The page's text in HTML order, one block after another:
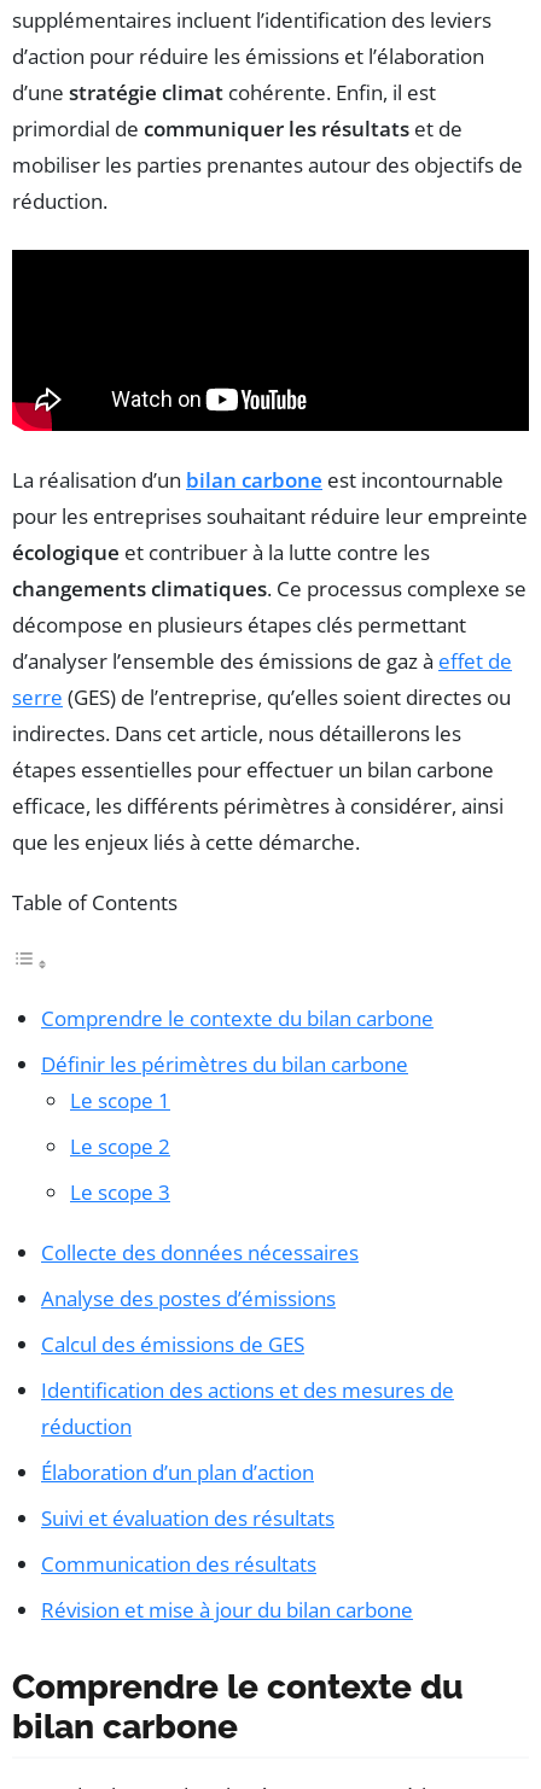
supplémentaires incluent l’identification des leviers
d’action pour réduire les émissions et l’élaboration
d’une stratégie climat cohérente. Enfin, il est
primordial de communiquer les résultats et de
mobiliser les parties prenantes autour des objectifs de
réduction.
La réalisation d’un bilan carbone est incontournable
pour les entreprises souhaitant réduire leur empreinte
écologique et contribuer à la lutte contre les
changements climatiques. Ce processus complexe se
décompose en plusieurs étapes clés permettant
d’analyser l’ensemble des émissions de gaz à effet de
serre (GES) de l’entreprise, qu’elles soient directes ou
indirectes. Dans cet article, nous détaillerons les
étapes essentielles pour effectuer un bilan carbone
efficace, les différents périmètres à considérer, ainsi
que les enjeux liés à cette démarche.
Table of Contents
Comprendre le contexte du bilan carbone
Définir les périmètres du bilan carbone
Le scope 1
Le scope 2
Le scope 3
Collecte des données nécessaires
Analyse des postes d’émissions
Calcul des émissions de GES
Identification des actions et des mesures de
réduction
Élaboration d’un plan d’action
Suivi et évaluation des résultats
Communication des résultats
Révision et mise à jour du bilan carbone
Comprendre le contexte du
bilan carbone